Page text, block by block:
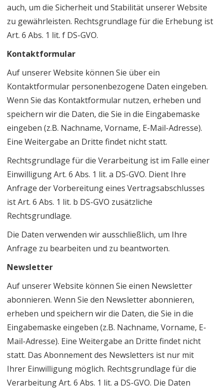
auch, um die Sicherheit und Stabilität unserer Website
zu gewährleisten. Rechtsgrundlage für die Erhebung ist
Art. 6 Abs. 1 lit. f DS-GVO.
Kontaktformular
Auf unserer Website können Sie über ein
Kontaktformular personenbezogene Daten eingeben.
Wenn Sie das Kontaktformular nutzen, erheben und
speichern wir die Daten, die Sie in die Eingabemaske
eingeben (z.B. Nachname, Vorname, E-Mail-Adresse).
Eine Weitergabe an Dritte findet nicht statt.
Rechtsgrundlage für die Verarbeitung ist im Falle einer
Einwilligung Art. 6 Abs. 1 lit. a DS-GVO. Dient Ihre
Anfrage der Vorbereitung eines Vertragsabschlusses
ist Art. 6 Abs. 1 lit. b DS-GVO zusätzliche
Rechtsgrundlage.
Die Daten verwenden wir ausschließlich, um Ihre
Anfrage zu bearbeiten und zu beantworten.
Newsletter
Auf unserer Website können Sie einen Newsletter
abonnieren. Wenn Sie den Newsletter abonnieren,
erheben und speichern wir die Daten, die Sie in die
Eingabemaske eingeben (z.B. Nachname, Vorname, E-
Mail-Adresse). Eine Weitergabe an Dritte findet nicht
statt. Das Abonnement des Newsletters ist nur mit
Ihrer Einwilligung möglich. Rechtsgrundlage für die
Verarbeitung Art. 6 Abs. 1 lit. a DS-GVO. Die Daten